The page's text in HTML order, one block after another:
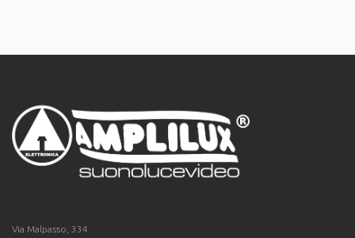
Via Malpasso, 334